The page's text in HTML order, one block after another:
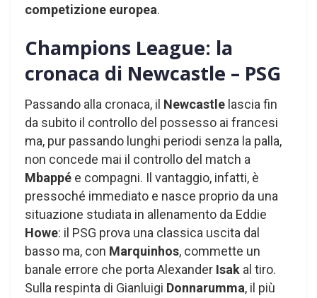
competizione europea.
Champions League: la
cronaca di Newcastle – PSG
Passando alla cronaca, il Newcastle lascia fin
da subito il controllo del possesso ai francesi
ma, pur passando lunghi periodi senza la palla,
non concede mai il controllo del match a
Mbappé e compagni. Il vantaggio, infatti, è
pressoché immediato e nasce proprio da una
situazione studiata in allenamento da Eddie
Howe: il PSG prova una classica uscita dal
basso ma, con Marquinhos, commette un
banale errore che porta Alexander Isak al tiro.
Sulla respinta di Gianluigi Donnarumma, il più